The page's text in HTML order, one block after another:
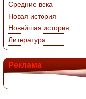
Средние века
Новая история
Новейшая история
Литература
Реклама